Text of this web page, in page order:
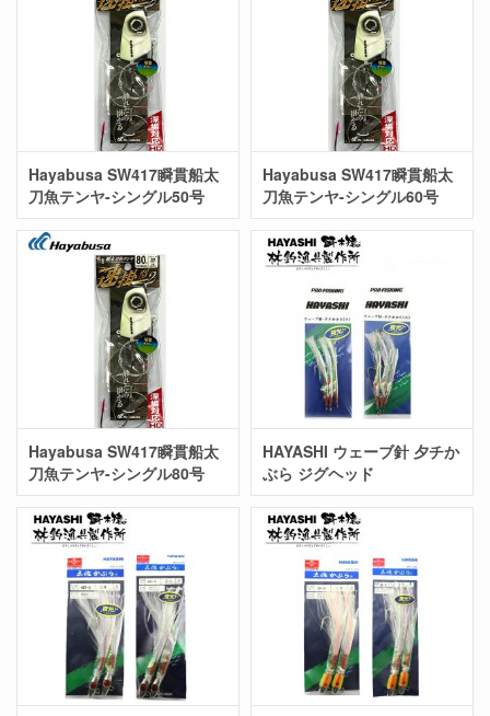
Hayabusa SW417瞬貫船太
刀魚テンヤ-シングル50号
Hayabusa SW417瞬貫船太
刀魚テンヤ-シングル60号
Hayabusa SW417瞬貫船太
刀魚テンヤ-シングル80号
HAYASHI ウェーブ針 夕チか
ぶら ジグヘッド